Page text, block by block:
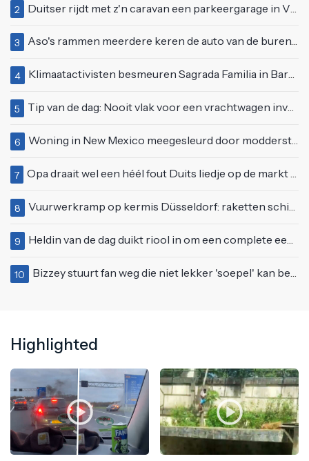
2 Duitser rijdt met z'n caravan een parkeergarage in Vlissingen binnen
3 Aso's rammen meerdere keren de auto van de buren, maar doen alsof er niets gebeurd is
4 Klimaatactivisten besmeuren Sagrada Familia in Barcelona met lading verf
5 Tip van de dag: Nooit vlak voor een vrachtwagen invoegen
6 Woning in New Mexico meegesleurd door modderstroom
7 Opa draait wel een héél fout Duits liedje op de markt van Emmen
8 Vuurwerkramp op kermis Düsseldorf: raketten schieten het publiek in
9 Heldin van de dag duikt riool in om een complete eendenfamilie te redden
10 Bizzey stuurt fan weg die niet lekker 'soepel' kan bewegen op podium
Highlighted